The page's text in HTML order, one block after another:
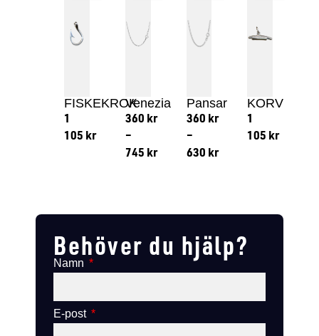
FISKEKROK
1
105 kr
Venezia
360 kr
–
745 kr
Pansar
360 kr
–
630 kr
KORV
1
105 kr
Behöver du hjälp?
Namn
E-post